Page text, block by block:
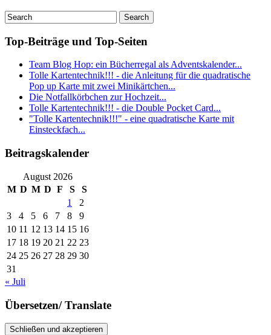
Top-Beiträge und Top-Seiten
Team Blog Hop: ein Bücherregal als Adventskalender...
Tolle Kartentechnik!!! - die Anleitung für die quadratische
Pop up Karte mit zwei Minikärtchen...
Die Notfallkörbchen zur Hochzeit...
Tolle Kartentechnik!!! - die Double Pocket Card...
"Tolle Kartentechnik!!!" - eine quadratische Karte mit
Einsteckfach...
Beitragskalender
August 2026
M D M D F S
S
1
2
3
4 5 6 7 8
9
10 11 12 13 14 15 16
17 18 19 20 21 22 23
24 25 26 27 28 29 30
31
« Juli
Übersetzen/ Translate